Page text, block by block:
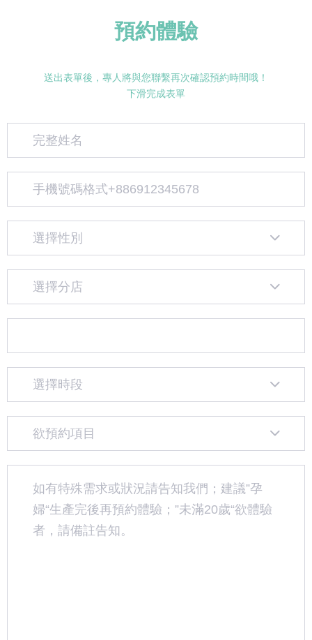
預約體驗
送出表單後，專人將與您聯繫再次確認預約時間哦！
下滑完成表單
選擇性別
選擇分店
選擇時段
欲預約項目